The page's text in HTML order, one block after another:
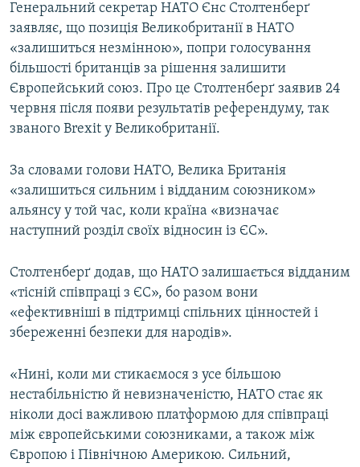
Генеральний секретар НАТО Єнс Столтенберґ
заявляє, що позиція Великобританії в НАТО
«залишиться незмінною», попри голосування
більшості британців за рішення залишити
Європейський союз. Про це Столтенберґ заявив 24
червня після появи результатів референдуму, так
званого Brexit у Великобританії.
За словами голови НАТО, Велика Британія
«залишиться сильним і відданим союзником»
альянсу у той час, коли країна «визначає
наступний розділ своїх відносин із ЄС».
Столтенберґ додав, що НАТО залишається відданим
«тісній співпраці з ЄС», бо разом вони
«ефективніші в підтримці спільних цінностей і
збереженні безпеки для народів».
«Нині, коли ми стикаємося з усе більшою
нестабільністю й невизначеністю, НАТО стає як
ніколи досі важливою платформою для співпраці
між європейськими союзниками, а також між
Європою і Північною Америкою. Сильний,